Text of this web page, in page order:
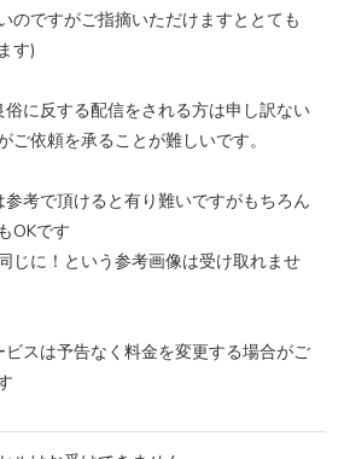
のですがご指摘いただけますととても
す)
俗に反する配信をされる方は申し訳ない
ご依頼を承ることが難しいです。
参考で頂けると有り難いですがもちろん
OKです
じに！という参考画像は受け取れませ
ビスは予告なく料金を変更する場合がご